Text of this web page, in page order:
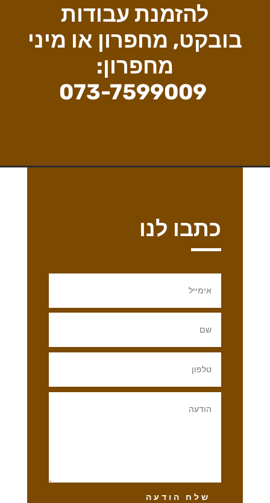
להזמנת עבודות
בובקט, מחפרון או מיני
מחפרון:
073-7599009
כתבו לנו
שלח הודעה